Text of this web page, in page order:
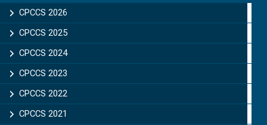
Sidebar
CPCCS 2026
CPCCS 2025
CPCCS 2024
CPCCS 2023
CPCCS 2022
CPCCS 2021